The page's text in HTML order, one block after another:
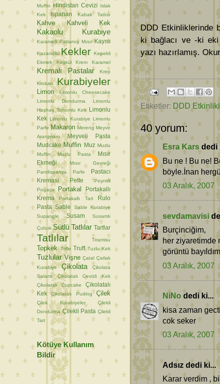
DDD Etkinliklerinde
ki bağlacı ve -ki
yazı hazırlamış.
Etiketler: DDD
40 yorum:
Esra Kars dedi
Bu ne ! Bu ne!
böyle.İnan
03 Aralık, 2007
sevdamavisi
Burçinciğim,
her ziyaretimde
görüntü
03 Aralık, 2007
NiNo dedi ki...
kisa zaman
cok seker
03 Aralık, 2007
Adsız dedi ki...
Karar verdim ,
Muffin Hindistan Cevizi
Islak
Kek
Ispahan Kabak Tatlısı
Kahve Kahveli Kek
Kakaolu Kurabiye
Karamelli Patlamış Mısır Kayısı
Kazandibi Kekler Kepekli
Ekmek
Keşkül Krem Karamel
Kremalı Pastalar Krep
Krokan Kurabiyeler
Limon
Limonlu Cheesecake
Limonlu Dondurma
Limonlu
Haşhaş Tohumlu Kek
Limonlu
Kek Limonlu Kurabiye Limonlu
Parfe Makaron Mereng Meyve
Aranjmanı
Meyveli Pasta
Mudcake Muffin Muz Muzlu
Muffin
Muzlu Pasta
Mısır
Ekmeği
Mısır Gevreği
Pandispanya
Parfe
Pastacı
Kreması
Pelte
Peynirli
Poğaça
Portakal
Portakallı
Krema
Portakallı Tart
Rulo
Pasta Sable
Sable Kurabiye
Supangle
Susam Susamlı
Çubuk Sütlü Tatlılar Tartlar
Tatlılar Tiramisu
Topkek Trifle Truff Tuzlu Kek
Tuzlular Vişne Çatal Çatlak
Kurabiye
Çikolata
Çikolata
Salamı
Çikolatalı Cevizli Kek
Çikolatalı Cupcake
Çikolatalı
Kek
Çikolatalı Puding Çilek
Çilek Kurabiyeler
Çilekli
Dondurma Çilekli Pasta Çilekli
Tart
Kötüye Kullanım
Bildir